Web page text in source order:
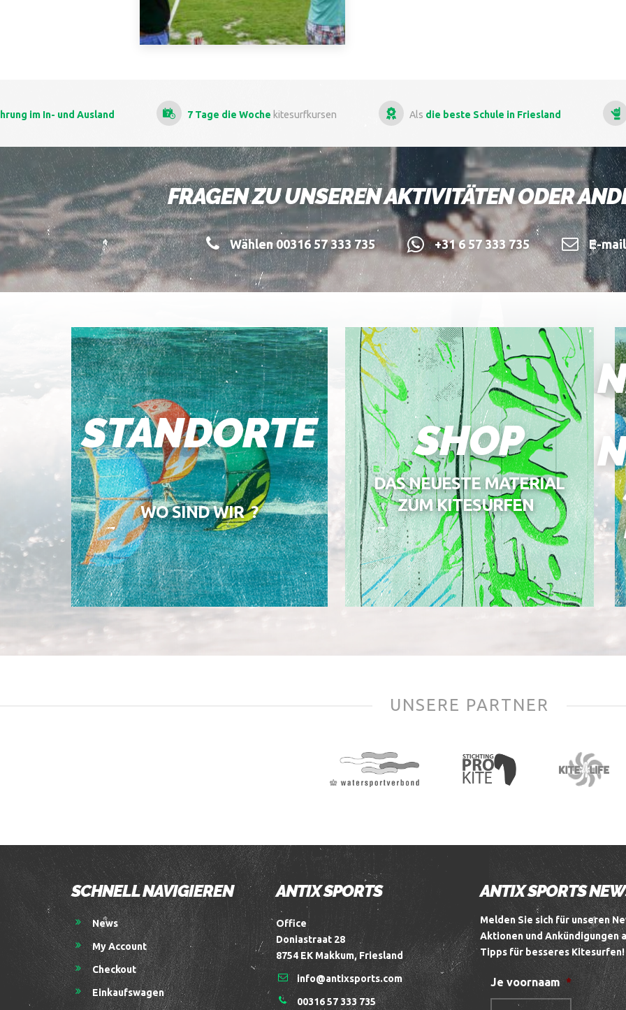
im In- und Ausland 7 Tage die Woche kitesurfkursen Als die beste Schule in Friesland
FRAGEN ZU UNSEREN AKTIVITÄTEN ODER
Wählen 00316 57 333 735 +31 6 57 333 735 E-
STANDORTE
WO SIND WIR ?
SHOP
DAS NEUESTE MATERIAL
ZUM KITESURFEN
UNSERE PARTNER
SCHNELL NAVIGIEREN
News
My Account
Checkout
Einkaufswagen
ANTIX SPORTS
Office
Doniastraat 28
8754 EK Makkum, Friesland
info@antixsports.com
00316 57 333 735
ANTIX SPORTS
Melden Sie sich für unseren
Aktionen und Ankündigungen
Tipps für besseres Kitesurfen!
Je voornaam *